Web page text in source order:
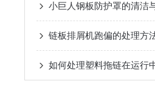
链板排屑机跑偏的处理方
如何处理塑料拖链在运行